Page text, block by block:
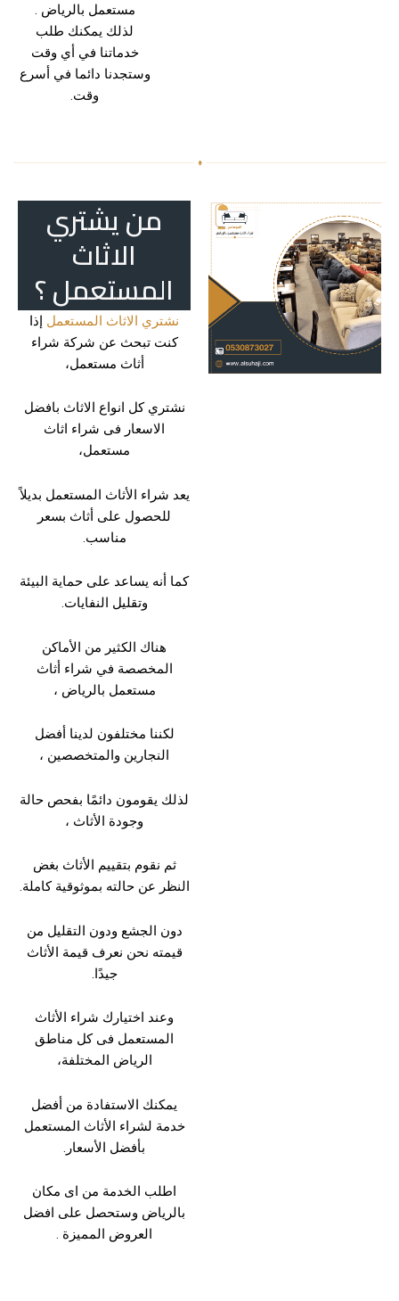
مستعمل بالرياض .
لذلك يمكنك طلب
خدماتنا في أي وقت
وستجدنا دائما في أسرع
وقت.
من يشتري
الاثاث
المستعمل ؟
نشتري الاثاث المستعمل إذا
كنت تبحث عن شركة شراء
أثاث مستعمل،
نشتري كل انواع الاثاث بافضل
الاسعار فى شراء اثاث
مستعمل،
يعد شراء الأثاث المستعمل بديلاً
للحصول على أثاث بسعر
مناسب.
كما أنه يساعد على حماية البيئة
وتقليل النفايات.
هناك الكثير من الأماكن
المخصصة في شراء أثاث
مستعمل بالرياض ،
لكننا مختلفون لدينا أفضل
النجارين والمتخصصين ،
لذلك يقومون دائمًا بفحص حالة
وجودة الأثاث ،
ثم نقوم بتقييم الأثاث بغض
النظر عن حالته بموثوقية كاملة.
دون الجشع ودون التقليل من
قيمته نحن نعرف قيمة الأثاث
جيدًا.
وعند اختيارك شراء الأثاث
المستعمل فى كل مناطق
الرياض المختلفة،
يمكنك الاستفادة من أفضل
خدمة لشراء الأثاث المستعمل
بأفضل الأسعار.
اطلب الخدمة من اى مكان
بالرياض وستحصل على افضل
العروض المميزة .